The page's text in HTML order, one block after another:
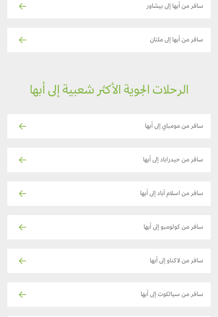
سافر من أبها إلى بيشاور
سافر من أبها إلى ملتان
الرحلات الجوية الأكثر شعبية إلى أبها
سافر من مومباي إلى أبها
سافر من حيدراباد إلى أبها
سافر من اسلام آباد إلى أبها
سافر من كولومبو إلى أبها
سافر من لاكناو إلى أبها
سافر من سيالكوت إلى أبها